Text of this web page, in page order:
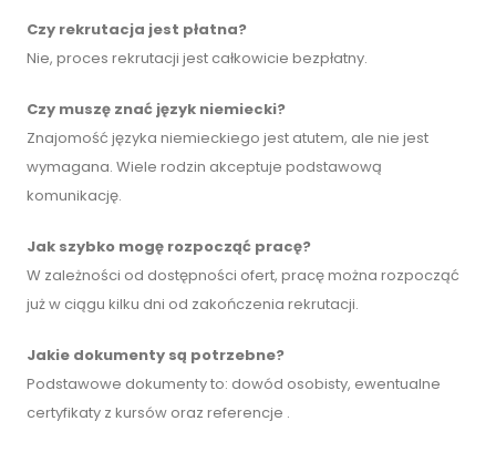
Czy rekrutacja jest płatna?
Nie, proces rekrutacji jest całkowicie bezpłatny.
Czy muszę znać język niemiecki?
Znajomość języka niemieckiego jest atutem, ale nie jest
wymagana. Wiele rodzin akceptuje podstawową
komunikację.
Jak szybko mogę rozpocząć pracę?
W zależności od dostępności ofert, pracę można rozpocząć
już w ciągu kilku dni od zakończenia rekrutacji.
Jakie dokumenty są potrzebne?
Podstawowe dokumenty to: dowód osobisty, ewentualne
certyfikaty z kursów oraz referencje .